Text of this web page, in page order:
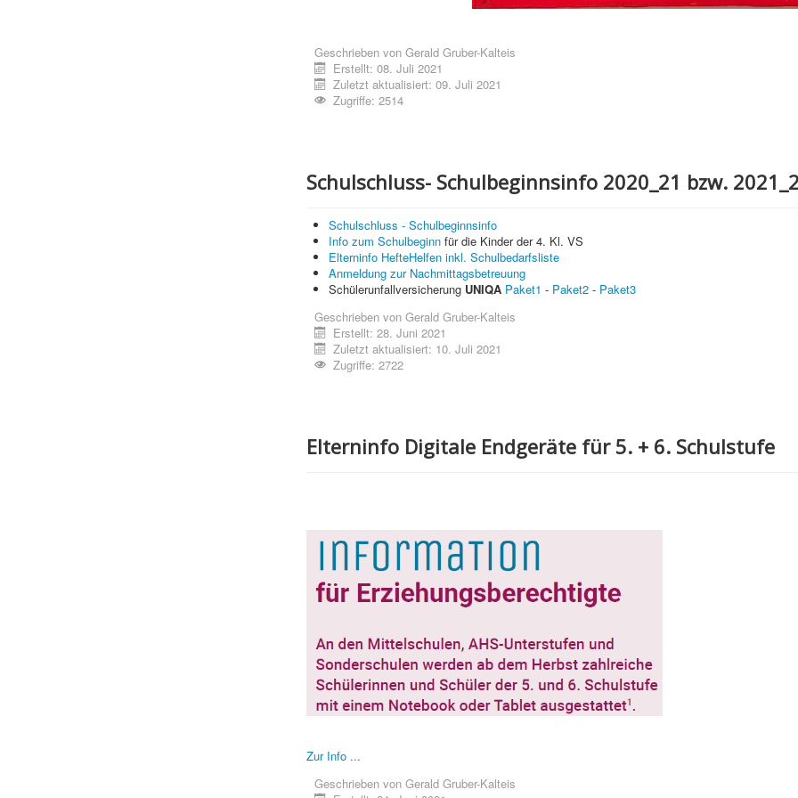
Geschrieben von Gerald Gruber-Kalteis
Erstellt: 08. Juli 2021
Zuletzt aktualisiert: 09. Juli 2021
Zugriffe: 2514
Schulschluss- Schulbeginnsinfo 2020_21 bzw.
Schulschluss - Schulbeginnsinfo
Info zum Schulbeginnfür die Kinder der 4. Kl. VS
Elterninfo HefteHelfen inkl. Schulbedarfsliste
Anmeldung zur Nachmittagsbetreuung
Schülerunfallversicherung UNIQA Paket1 - Paket2- Paket3
Geschrieben von Gerald Gruber-Kalteis
Erstellt: 28. Juni 2021
Zuletzt aktualisiert: 10. Juli 2021
Zugriffe: 2722
Elterninfo Digitale Endgeräte für 5. + 6. Schulstufe
Zur Info ...
Geschrieben von Gerald Gruber-Kalteis